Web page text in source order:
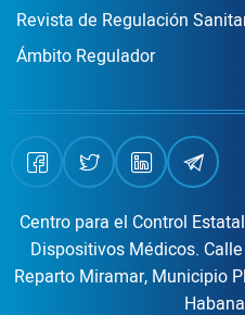
Revista de Regulación
Ámbito Regulador
Centro para el Control
Dispositivos Médicos.
Reparto Miramar, Municipio